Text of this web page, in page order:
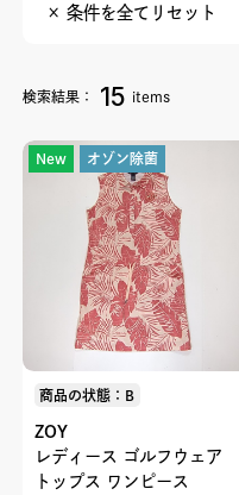
× 条件を全てリセット
検索結果： 15 items
New オゾン除菌
商品の状態：B
ZOY
レディース ゴルフウェア
トップス ワンピース